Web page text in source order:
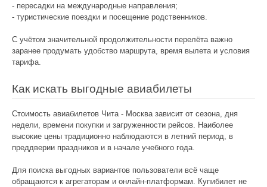
- пересадки на международные направления;
- туристические поездки и посещение родственников.
С учётом значительной продолжительности перелёта важно
заранее продумать удобство маршрута, время вылета и условия
тарифа.
Как искать выгодные авиабилеты
Стоимость авиабилетов Чита - Москва зависит от сезона, дня
недели, времени покупки и загруженности рейсов. Наиболее
высокие цены традиционно наблюдаются в летний период, в
преддверии праздников и в начале учебного года.
Для поиска выгодных вариантов пользователи всё чаще
обращаются к агрегаторам и онлайн-платформам. Купибилет не